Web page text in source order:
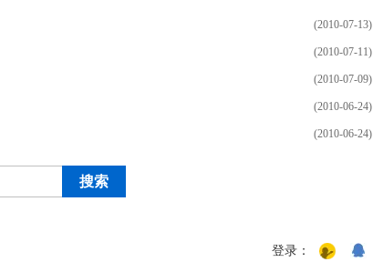
(2010-07-13)
(2010-07-11)
(2010-07-09)
(2010-06-24)
(2010-06-24)
登录：